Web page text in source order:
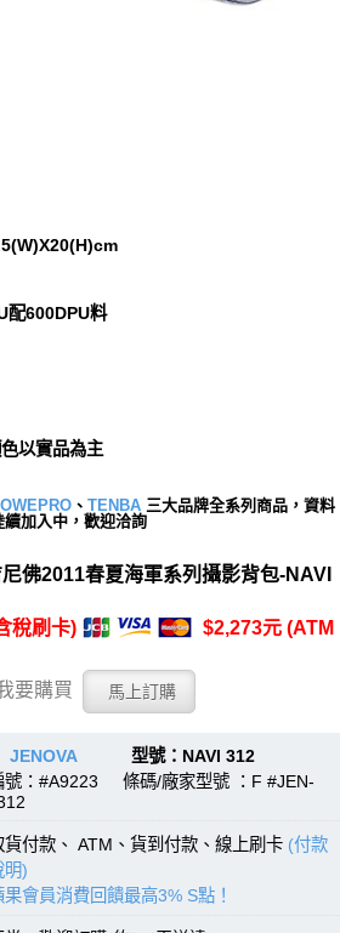
配600DPU料
以實品為主
、 TENBA 三大品牌全系列商品，資料
續加入中，歡迎洽詢
佛2011春夏海軍系列攝影背包-NAVI
稅刷卡)
$2,273元 (ATM
要購買
JENOVA 型號：NAVI 312
號：#A9223 條碼/廠家型號 ：F #JEN-
貨付款、 ATM、貨到付款、線上刷卡 (付款
明)
會員消費回饋最高3% S點！